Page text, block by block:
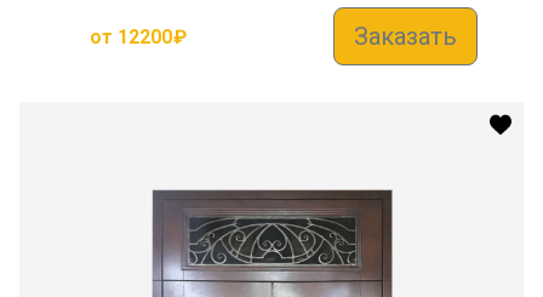
от 12200₽ Заказать